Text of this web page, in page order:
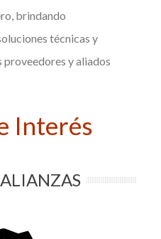
brindando
técnicas y
proveedores y aliados
Interés